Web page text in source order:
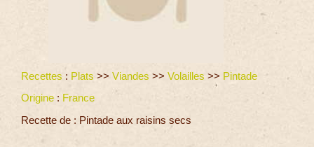
Recettes : Plats >> Viandes >> Volailles >> Pintade
Origine : France
Recette de : Pintade aux raisins secs